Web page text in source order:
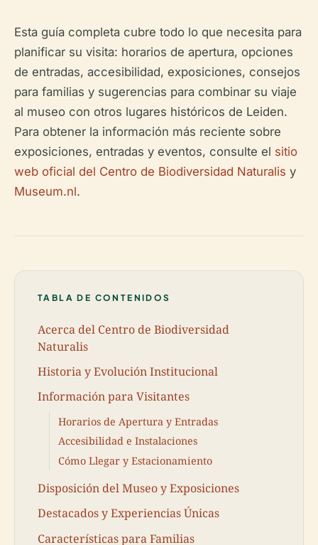
Esta guía completa cubre todo lo que necesita para
planificar su visita: horarios de apertura, opciones
de entradas, accesibilidad, exposiciones, consejos
para familias y sugerencias para combinar su viaje
al museo con otros lugares históricos de Leiden.
Para obtener la información más reciente sobre
exposiciones, entradas y eventos, consulte el sitio
web oficial del Centro de Biodiversidad Naturalis y
Museum.nl.
TABLA DE CONTENIDOS
Acerca del Centro de Biodiversidad
Naturalis
Historia y Evolución Institucional
Información para Visitantes
Horarios de Apertura y Entradas
Accesibilidad e Instalaciones
Cómo Llegar y Estacionamiento
Disposición del Museo y Exposiciones
Destacados y Experiencias Únicas
Características para Familias